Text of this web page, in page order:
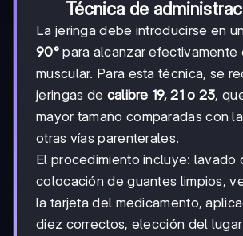
Técnica de
La jeringa debe introducirse en
90°para alcanzar efectivamente
muscular. Para esta técnica, se
jeringas de calibre 19, 21 o 23,
mayor tamaño comparadas con
otras vías parenterales.
El procedimiento incluye: lavado
colocación de guantes limpios,
la tarjeta del medicamento,
diez correctos, elección del